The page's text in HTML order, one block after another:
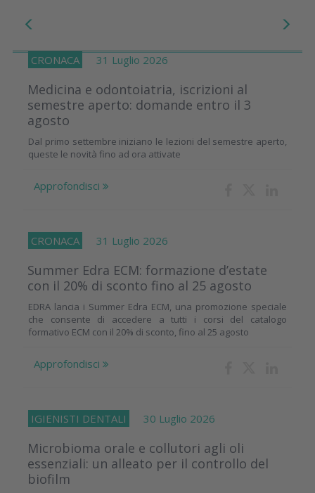
CRONACA 31 Luglio 2026
Medicina e odontoiatria, iscrizioni al
semestre aperto: domande entro il 3
agosto
Dal primo settembre iniziano le lezioni del semestre aperto,
queste le novità fino ad ora attivate
Approfondisci
CRONACA 31 Luglio 2026
Summer Edra ECM: formazione d’estate
con il 20% di sconto fino al 25 agosto
EDRA lancia i Summer Edra ECM, una promozione speciale
che consente di accedere a tutti i corsi del catalogo
formativo ECM con il 20% di sconto, fino al 25 agosto
Approfondisci
IGIENISTI DENTALI 30 Luglio 2026
Microbioma orale e collutori agli oli
essenziali: un alleato per il controllo del
biofilm